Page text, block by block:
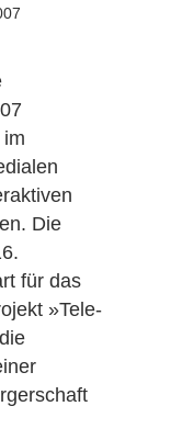
Die
für das
»Tele-